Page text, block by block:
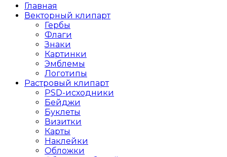
Главная
Векторный клипарт
Гербы
Флаги
Знаки
Картинки
Эмблемы
Логотипы
Растровый клипарт
PSD-исходники
Бейджи
Буклеты
Визитки
Карты
Наклейки
Обложки